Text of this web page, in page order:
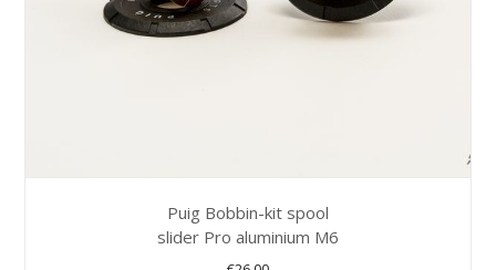
productpagina
Puig Bobbin-kit spool
slider Pro aluminium M6